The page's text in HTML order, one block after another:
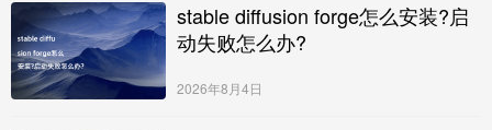
stable diffusion forge怎么安装?启
动失败怎么办?
2026年8月4日